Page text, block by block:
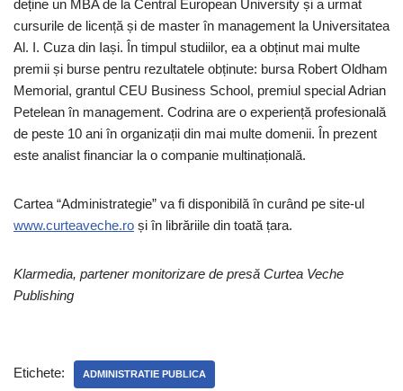
deține un MBA de la Central European University și a urmat
cursurile de licență și de master în management la Universitatea
Al. I. Cuza din Iași. În timpul studiilor, ea a obținut mai multe
premii și burse pentru rezultatele obținute: bursa Robert Oldham
Memorial, grantul CEU Business School, premiul special Adrian
Petelean în management. Codrina are o experiență profesională
de peste 10 ani în organizații din mai multe domenii. În prezent
este analist financiar la o companie multinațională.
Cartea “Administrategie” va fi disponibilă în curând pe site-ul
www.curteaveche.ro și în librăriile din toată țara.
Klarmedia, partener monitorizare de presă Curtea Veche
Publishing
Etichete: ADMINISTRATIE PUBLICA